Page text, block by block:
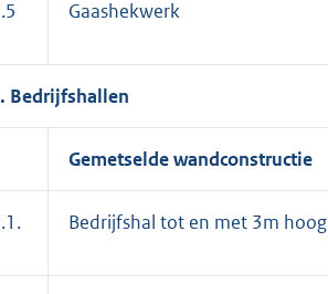
Gaashekwerk
Bedrijfshallen
Gemetselde wandconstructie
Bedrijfshal tot en met 3m hoog